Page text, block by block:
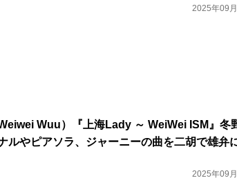
2025年09
Wuu）『上海Lady ～ WeiWei ISM』冬
やピアソラ、ジャーニーの曲を二胡で雄弁
2025年09